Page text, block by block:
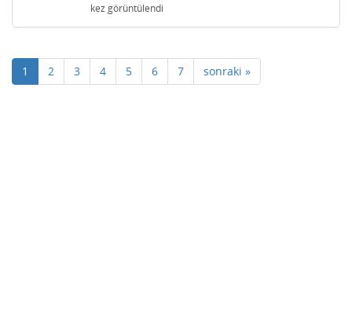
kez görüntülendi
1 2 3 4 5 6 7 sonraki »